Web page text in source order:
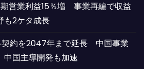
営業利益15％増 事業再編で収益
も2ケタ成長
契約を2047年まで延長 中国事業
中国主導開発も加速